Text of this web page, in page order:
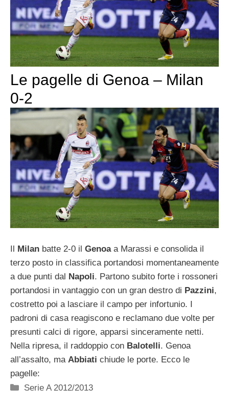
Le pagelle di Genoa – Milan
0-2
Milan batte 2-0 il Genoaa Marassi e consolida il
terzo posto in classifica portandosi momentaneamente
a due punti dal Napoli. Partono subito forte i rossoneri
portandosi in vantaggio con un gran destro di Pazzini,
costretto poi a lasciare il campo per infortunio. I
padroni di casa reagiscono e reclamano due volte per
presunti calci di rigore, apparsi sinceramente netti.
Nella ripresa, il raddoppio con Balotelli. Genoa
all’assalto, ma Abbiati chiude le porte. Ecco le
pagelle:
Categorie
Serie A 2012/2013